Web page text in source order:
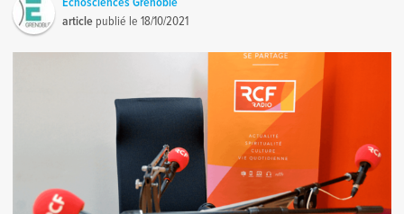
article publié le18/10/2021